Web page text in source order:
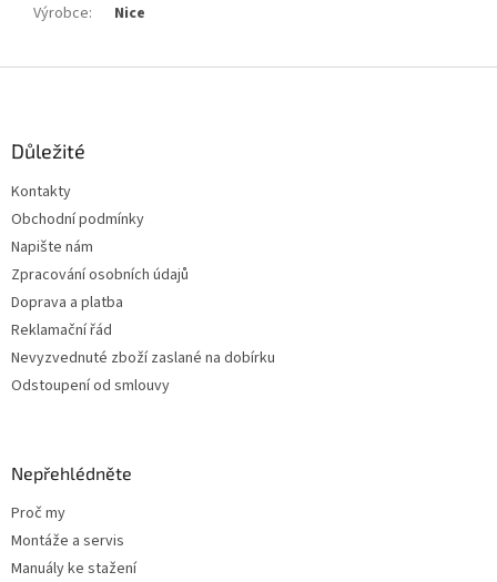
Výrobce: Nice
Důležité
Kontakty
Obchodní podmínky
Napište nám
Zpracování osobních údajů
Doprava a platba
Reklamační řád
Nevyzvednuté zboží zaslané na dobírku
Odstoupení od smlouvy
Nepřehlédněte
Proč my
Montáže a servis
Manuály ke stažení